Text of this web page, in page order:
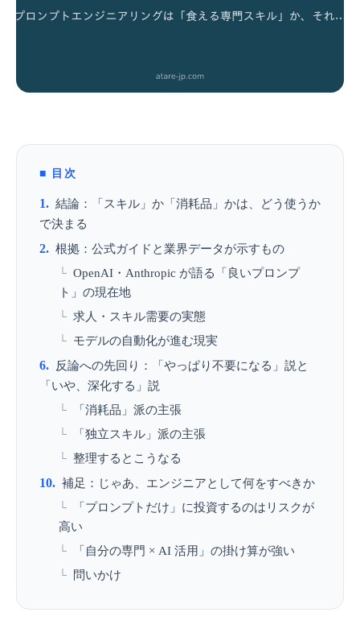
目次
結論：「スキル」か「消耗品」かは、どう使うか
で決まる
根拠：公式ガイドと業界データが示すもの
OpenAI・Anthropic が語る「良いプロンプ
ト」の現在地
求人・スキル需要の実態
モデルの自動化が進む現実
反論への先回り：「やっぱり不要になる」説と
「いや、深化する」説
「消耗品」派の主張
「独立スキル」派の主張
整理するとこうなる
補足：じゃあ、エンジニアとして何をすべきか
「プロンプトだけ」に投資するのはリスクが
高い
「自分の専門 × AI 活用」の掛け算が強い
問いかけ